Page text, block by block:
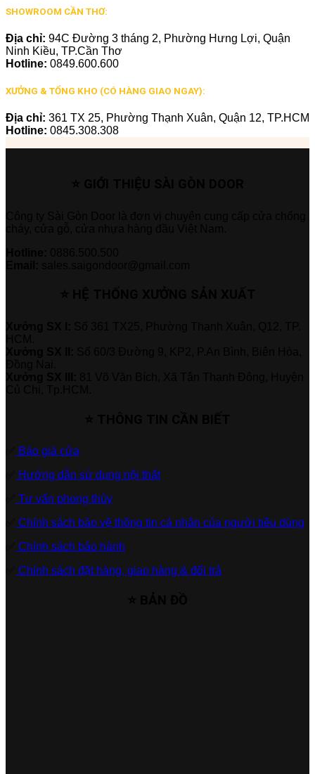
SHOWROOM CẦN THƠ:
Địa chỉ: 94C Đường 3 tháng 2, Phường Hưng Lợi, Quận
Ninh Kiều, TP.Cần Thơ
Hotline: 0849.600.600
XƯỞNG & TỔNG KHO (CÓ HÀNG GIAO NGAY):
Địa chỉ: 361 TX 25, Phường Thạnh Xuân, Quận 12, TP.HCM
Hotline: 0845.308.308
Báo giá cửa
Hướng dẫn sử dụng nội thất
Tư vấn phong thủy
Chính sách bảo vệ thông tin cá nhân của người tiêu dùng
Chính sách bảo hành
Chính sách đặt hàng, giao hàng & đổi trả